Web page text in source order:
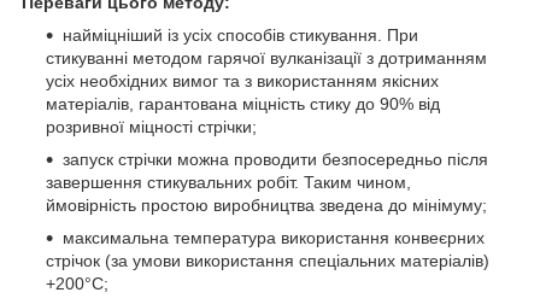
найміцніший із усіх способів стикування. При
стикуванні методом гарячої вулканізації з дотриманням
усіх необхідних вимог та з використанням якісних
матеріалів, гарантована міцність стику до 90% від
розривної міцності стрічки;
запуск стрічки можна проводити безпосередньо після
завершення стикувальних робіт. Таким чином,
ймовірність простою виробництва зведена до мінімуму;
максимальна температура використання конвеєрних
стрічок (за умови використання спеціальних матеріалів)
+200°С;